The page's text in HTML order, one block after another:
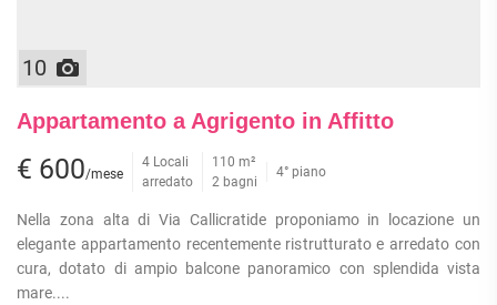
10
Appartamento a Agrigento in Affitto
€ 600/mese
4 Locali
arredato
110 m²
2 bagni
4° piano
Nella zona alta di Via Callicratide proponiamo in locazione un
elegante appartamento recentemente ristrutturato e arredato con
cura, dotato di ampio balcone panoramico con splendida vista
mare....